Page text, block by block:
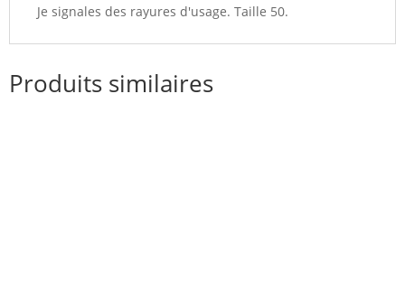
Je signales des rayures d'usage. Taille 50.
Produits similaires